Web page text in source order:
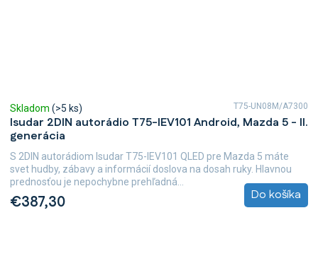
Isudar 2DIN autorádio T75-IEV101 Android, Mazda 5 - II.
generácia
Skladom (>5 ks)
€387,30 Do košíka
S 2DIN autorádiom Isudar T75-IEV101 QLED pre Mazda 5 máte
svet hudby, zábavy a informácií doslova na dosah ruky. Hlavnou
prednosťou je nepochybne prehľadná...
T75-UN08M/A7300